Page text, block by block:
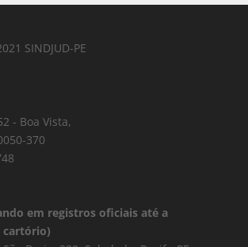
SINDJUD-PE
- Boa Vista,
370
em registros oficiais até a
cartório)